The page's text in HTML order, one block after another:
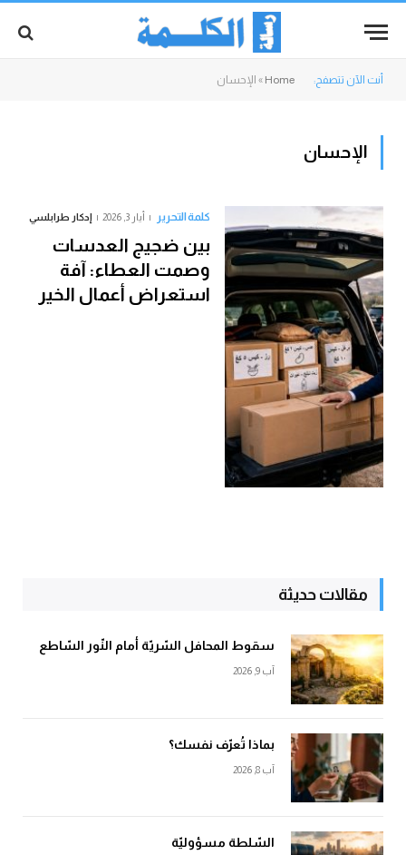
أنت الآن تتصفح: Home
» الإحسان
الإحسان
كلمة التحرير أيار 3, 2026 إدكار طرابلسي
بين ضجيج العدسات
وصمت العطاء: آفة
استعراض أعمال الخير
مقالات حديثة
سقوط المحافل السّريّة أمام النّور السّاطع
آب 9, 2026
بماذا تُعرّف نفسك؟
آب 8, 2026
السّلطة مسؤوليّة